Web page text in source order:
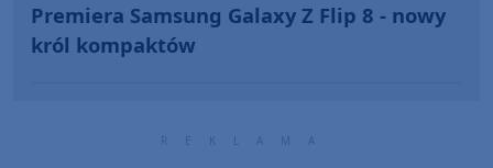
Premiera Samsung Galaxy Z Flip 8 - nowy
król kompaktów